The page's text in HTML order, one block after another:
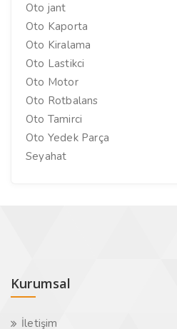
Oto jant
Oto Kaporta
Oto Kiralama
Oto Lastikci
Oto Motor
Oto Rotbalans
Oto Tamirci
Oto Yedek Parça
Seyahat
Kurumsal
İletişim